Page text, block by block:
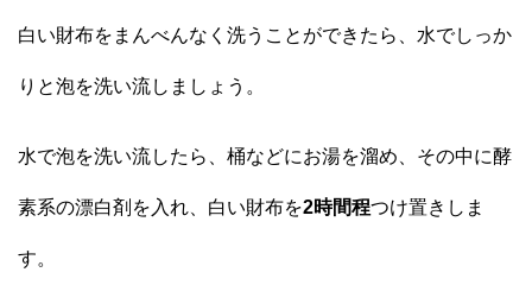
白い財布をまんべんなく洗うことができたら、水でしっか
りと泡を洗い流しましょう。
水で泡を洗い流したら、桶などにお湯を溜め、その中に酵
素系の漂白剤を入れ、白い財布を2時間程つけ置きしま
す。